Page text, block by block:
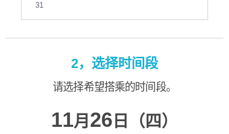
31
2，选择时间段
请选择希望搭乘的时间段。
11月 26 日（四）